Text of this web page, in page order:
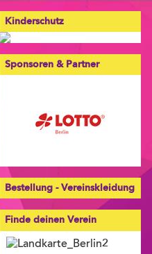
Kinderschutz
Sponsoren & Partner
Bestellung - Vereinskleidung
Finde deinen Verein